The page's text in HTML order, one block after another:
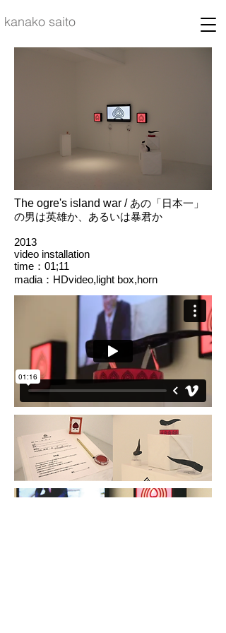
kanako saito
The ogre's island war / あの「日本一」
の男は英雄か、あるいは暴君か
2013
video installation
time：01;11
madia：HDvideo,light box,horn